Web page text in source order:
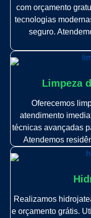
com orçamento
tecnologias
seguro.
Limpeza
Oferecemos
atendimento
técnicas avançadas
Atendemos
Realizamos
e orçamento grátis.